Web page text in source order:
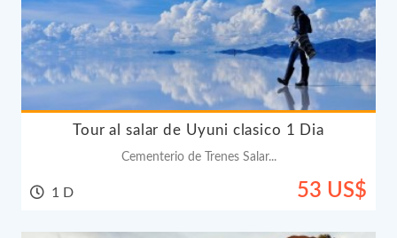
Tour al salar de Uyuni clasico 1 Dia
Cementerio de Trenes Salar...
1 D 53 US$